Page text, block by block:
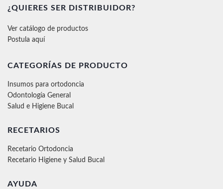
¿QUIERES SER DISTRIBUIDOR?
Ver catálogo de productos
Postula aquí
CATEGORÍAS DE PRODUCTO
Insumos para ortodoncia
Odontología General
Salud e Higiene Bucal
RECETARIOS
Recetario Ortodoncia
Recetario Higiene y Salud Bucal
AYUDA